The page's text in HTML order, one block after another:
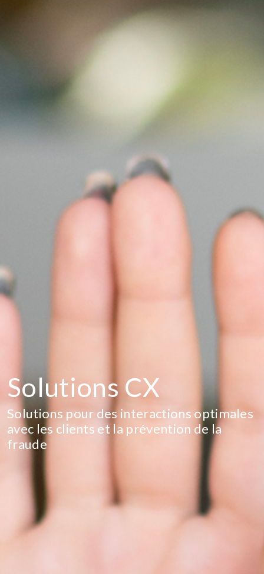
Solutions CX
Solutions pour des interactions optimales
avec les clients et la prévention de la
fraude